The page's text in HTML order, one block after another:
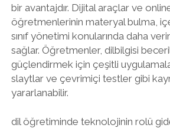
bir avantajdır. Dijital araçlar ve
öğretmenlerinin materyal bulma,
sınıf yönetimi konularında daha
sağlar. Öğretmenler, dilbilgisi
güçlendirmek için çeşitli
slaytlar ve çevrimiçi testler gibi
yararlanabilir.
dil öğretiminde teknolojinin rolü